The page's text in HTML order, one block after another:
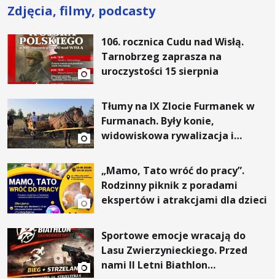
Zdjęcia, filmy, podcasty
106. rocznica Cudu nad Wisłą.
Tarnobrzeg zaprasza na
uroczystości 15 sierpnia
Tłumy na IX Zlocie Furmanek w
Furmanach. Były konie,
widowiskowa rywalizacja i
„Mamo, Tato wróć do pracy”.
Rodzinny piknik z poradami
ekspertów i atrakcjami dla dzieci
Sportowe emocje wracają do
Lasu Zwierzynieckiego. Przed
nami II Letni Biathlon